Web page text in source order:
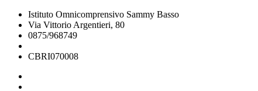
Istituto Omnicomprensivo Sammy Basso
Via Vittorio Argentieri, 80
0875/968749
CBRI070008